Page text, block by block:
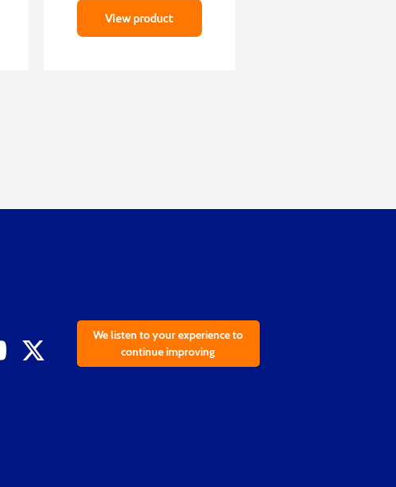
View product
We listen to your experience to
continue improving